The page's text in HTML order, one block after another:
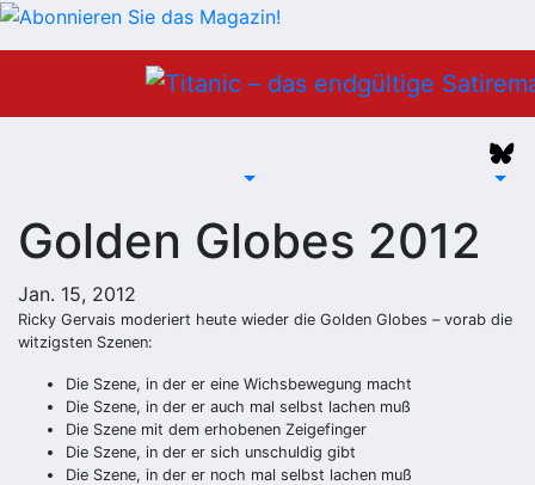
Golden Globes 2012
Jan. 15, 2012
Ricky Gervais moderiert heute wieder die Golden Globes – vorab die
witzigsten Szenen:
Die Szene, in der er eine Wichsbewegung macht
Die Szene, in der er auch mal selbst lachen muß
Die Szene mit dem erhobenen Zeigefinger
Die Szene, in der er sich unschuldig gibt
Die Szene, in der er noch mal selbst lachen muß